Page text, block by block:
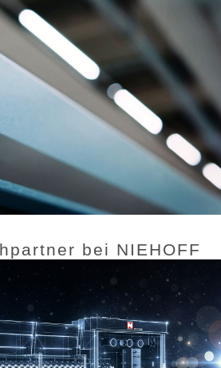
bei NIEHOFF
uns auf.